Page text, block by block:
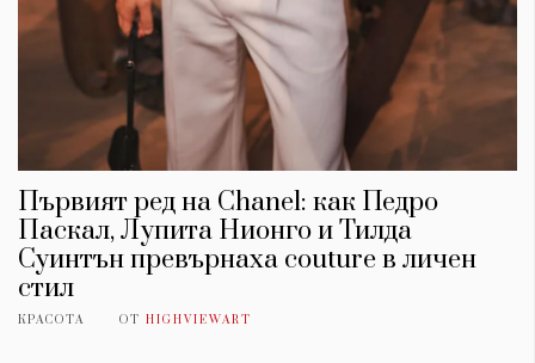
Първият ред на Chanel: как Педро
Паскал, Лупита Нионго и Тилда
Суинтън превърнаха couture в личен
стил
КРАСОТА ОТ HIGHVIEWART